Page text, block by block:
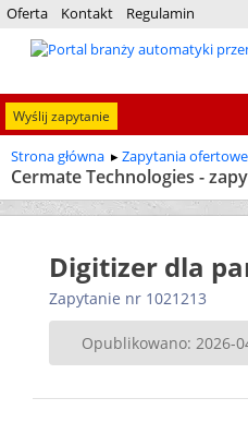
Oferta Kontakt Regulamin
Wyślij zapytanie
Strona główna Zapytania ofertowe
Cermate Technologies -
Digitizer dla
Zapytanie nr 1021213
Opublikowano: 2026-